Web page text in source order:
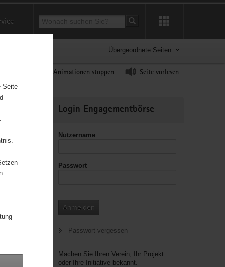
Suchbegriff
Suche starten
Übergeordnete Seiten
Animationen stoppen Seite vorlesen
Informationen
Login Engagementbörse
Nutzername
Passwort
Anmelden
Passwort vergessen
Machen Sie Ihren Verein, Ihr Projekt
oder Ihre Initiative bekannt.
Seite